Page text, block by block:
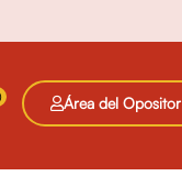
Área del Opositor